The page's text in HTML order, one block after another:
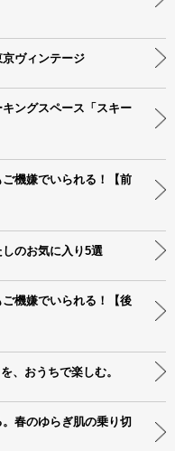
ヴィンテージ
ングスペース「スキー
機嫌でいられる！【前
のお気に入り5選
機嫌でいられる！【後
、おうちで楽しむ。
春のゆらぎ肌の乗り切